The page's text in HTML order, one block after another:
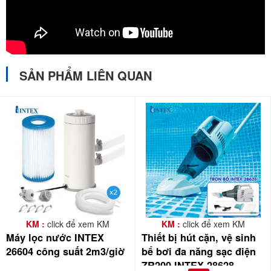
SẢN PHẨM LIÊN QUAN
KM : click để xem KM
Máy lọc nước INTEX
26604 công suất 2m3/giờ
KM : click để xem KM
Thiết bị hút cặn, vệ sinh
bể bơi đa năng sạc điện
ZR200 INTEX 28628